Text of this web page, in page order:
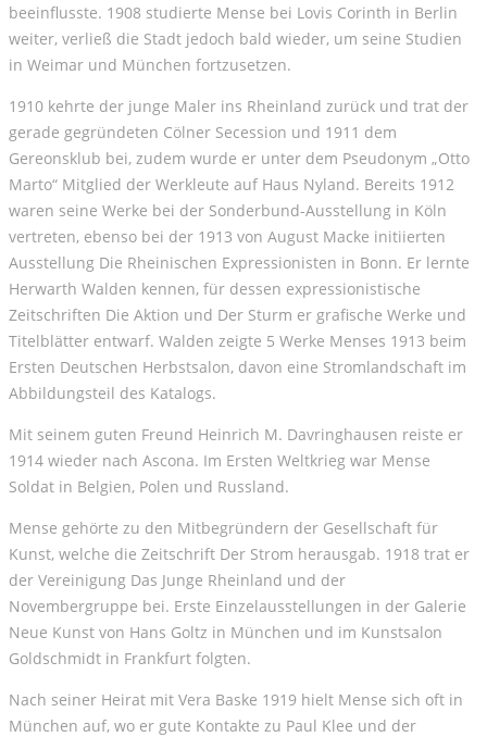
beeinflusste. 1908 studierte Mense bei Lovis Corinth in Berlin
weiter, verließ die Stadt jedoch bald wieder, um seine Studien
in Weimar und München fortzusetzen.
1910 kehrte der junge Maler ins Rheinland zurück und trat der
gerade gegründeten Cölner Secession und 1911 dem
Gereonsklub bei, zudem wurde er unter dem Pseudonym „Otto
Marto“ Mitglied der Werkleute auf Haus Nyland. Bereits 1912
waren seine Werke bei der Sonderbund-Ausstellung in Köln
vertreten, ebenso bei der 1913 von August Macke initiierten
Ausstellung Die Rheinischen Expressionisten in Bonn. Er lernte
Herwarth Walden kennen, für dessen expressionistische
Zeitschriften Die Aktion und Der Sturm er grafische Werke und
Titelblätter entwarf. Walden zeigte 5 Werke Menses 1913 beim
Ersten Deutschen Herbstsalon, davon eine Stromlandschaft im
Abbildungsteil des Katalogs.
Mit seinem guten Freund Heinrich M. Davringhausen reiste er
1914 wieder nach Ascona. Im Ersten Weltkrieg war Mense
Soldat in Belgien, Polen und Russland.
Mense gehörte zu den Mitbegründern der Gesellschaft für
Kunst, welche die Zeitschrift Der Strom herausgab. 1918 trat er
der Vereinigung Das Junge Rheinland und der
Novembergruppe bei. Erste Einzelausstellungen in der Galerie
Neue Kunst von Hans Goltz in München und im Kunstsalon
Goldschmidt in Frankfurt folgten.
Nach seiner Heirat mit Vera Baske 1919 hielt Mense sich oft in
München auf, wo er gute Kontakte zu Paul Klee und der